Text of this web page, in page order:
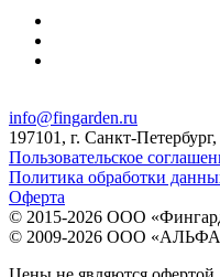
info@fingarden.ru
197101, г. Санкт-
Пользовательское
Политика обработки
Оферта
© 2015-2026 ООО
© 2009-2026 ООО «АЛЬФА